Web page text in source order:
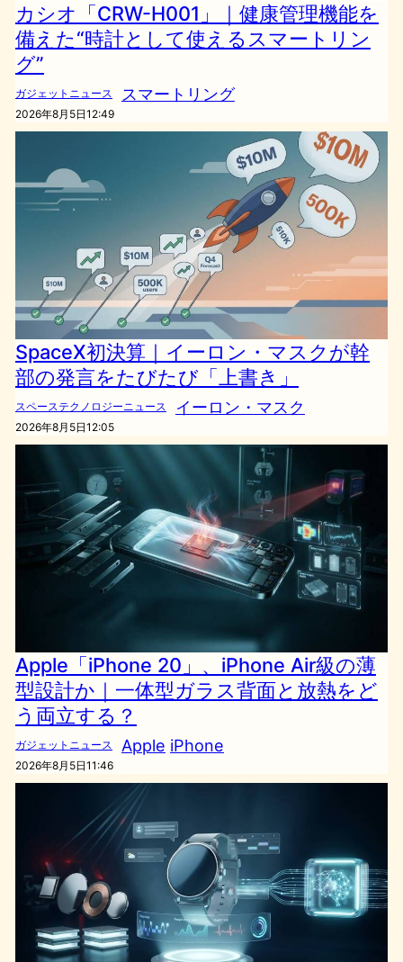
カシオ「CRW-H001」｜健康管理機能を
備えた“時計として使えるスマートリン
グ”
ガジェットニュース スマートリング
2026年8月5日12:49
SpaceX初決算｜イーロン・マスクが幹
部の発言をたびたび「上書き」
スペーステクノロジーニュース イーロン・マスク
2026年8月5日12:05
Apple「iPhone 20」、iPhone Air級の薄
型設計か｜一体型ガラス背面と放熱をど
う両立する？
ガジェットニュース Apple iPhone
2026年8月5日11:46